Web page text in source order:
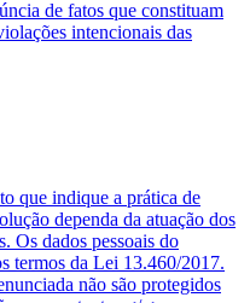
de fatos que constituam
intencionais das
que indique a prática de
dependa da atuação dos
Os dados pessoais do
termos da Lei 13.460/2017.
não são protegidos